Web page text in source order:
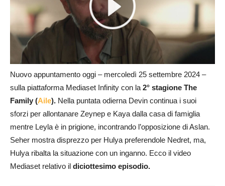
Nuovo appuntamento oggi – mercoledì 25 settembre 2024 –
sulla piattaforma Mediaset Infinity con la2° stagione The
Family (Aile). Nella puntata odierna Devin continua i suoi
sforzi per allontanare Zeynep e Kaya dalla casa di famiglia
mentre Leyla è in prigione, incontrando l’opposizione di Aslan.
Seher mostra disprezzo per Hulya preferendole Nedret, ma,
Hulya ribalta la situazione con un inganno. Ecco il video
Mediaset relativo il diciottesimo episodio.